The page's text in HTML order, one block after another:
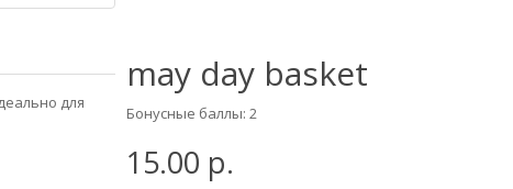
для
may day basket
Бонусные баллы: 2
15.00 р.